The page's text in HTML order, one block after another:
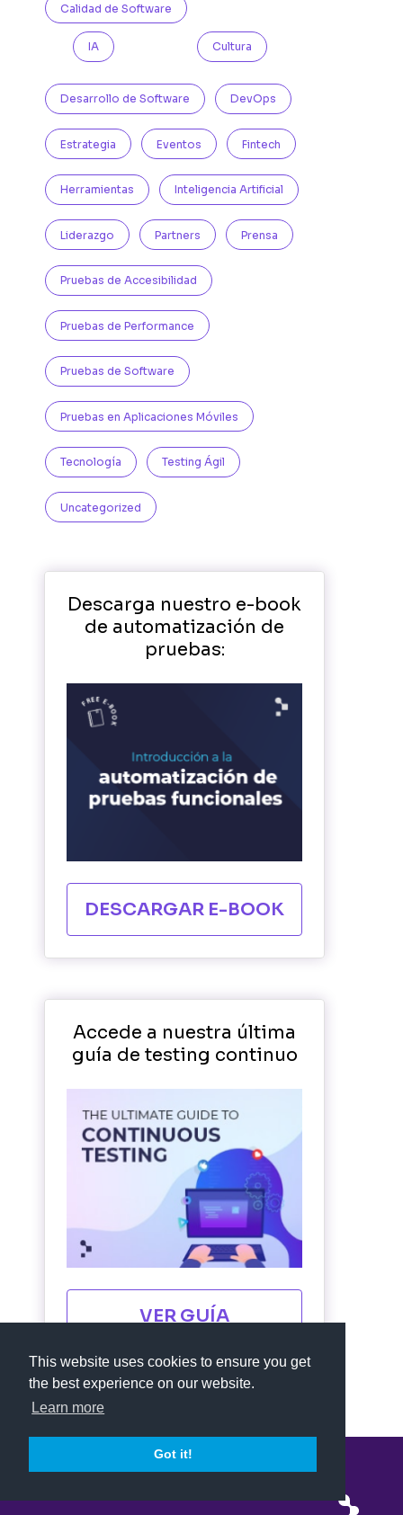
This website uses cookies to ensure you get
the best experience on our website.
Learn more
Got it!
Calidad de Software
IA Cultura
Desarrollo de Software DevOps
Estrategia Eventos Fintech
Herramientas Inteligencia Artificial
Liderazgo Partners Prensa
Pruebas de Accesibilidad
Pruebas de Performance
Pruebas de Software
Pruebas en Aplicaciones Móviles
Tecnología Testing Ágil
Uncategorized
Descarga nuestro e-book
de automatización de
pruebas:
DESCARGAR E-BOOK
Accede a nuestra última
guía de testing continuo
VER GUÍA